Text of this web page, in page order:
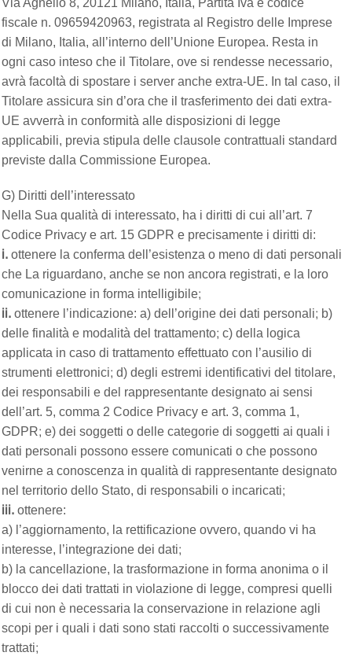
Via Agnello 8, 20121 Milano, Italia, Partita Iva e codice
fiscale n. 09659420963, registrata al Registro delle Imprese
di Milano, Italia, all’interno dell’Unione Europea. Resta in
ogni caso inteso che il Titolare, ove si rendesse necessario,
avrà facoltà di spostare i server anche extra-UE. In tal caso, il
Titolare assicura sin d’ora che il trasferimento dei dati extra-
UE avverrà in conformità alle disposizioni di legge
applicabili, previa stipula delle clausole contrattuali standard
previste dalla Commissione Europea.
G) Diritti dell’interessato
Nella Sua qualità di interessato, ha i diritti di cui all’art. 7
Codice Privacy e art. 15 GDPR e precisamente i diritti di:
i. ottenere la conferma dell’esistenza o meno di dati personali
che La riguardano, anche se non ancora registrati, e la loro
comunicazione in forma intelligibile;
ii. ottenere l’indicazione: a) dell’origine dei dati personali; b)
delle finalità e modalità del trattamento; c) della logica
applicata in caso di trattamento effettuato con l’ausilio di
strumenti elettronici; d) degli estremi identificativi del titolare,
dei responsabili e del rappresentante designato ai sensi
dell’art. 5, comma 2 Codice Privacy e art. 3, comma 1,
GDPR; e) dei soggetti o delle categorie di soggetti ai quali i
dati personali possono essere comunicati o che possono
venirne a conoscenza in qualità di rappresentante designato
nel territorio dello Stato, di responsabili o incaricati;
iii. ottenere:
a) l’aggiornamento, la rettificazione ovvero, quando vi ha
interesse, l’integrazione dei dati;
b) la cancellazione, la trasformazione in forma anonima o il
blocco dei dati trattati in violazione di legge, compresi quelli
di cui non è necessaria la conservazione in relazione agli
scopi per i quali i dati sono stati raccolti o successivamente
trattati;